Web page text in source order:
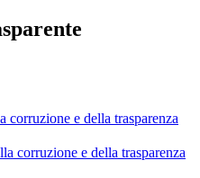
corruzione e della trasparenza
corruzione e della trasparenza